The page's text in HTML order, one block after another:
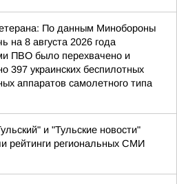
По данным Минобороны
на 8 августа 2026 года
ПВО было перехвачено и
397 украинских беспилотных
аппаратов самолетного типа
и "Тульские новости"
рейтинги региональных СМИ